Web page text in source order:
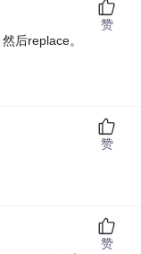
后replace。
赞
赞
赞